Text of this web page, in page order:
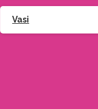
Vasi